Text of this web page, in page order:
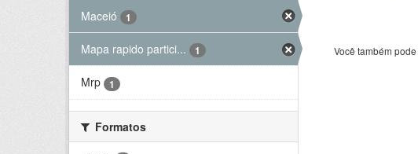
Maceió 1
Mapa rapido partici... 1
Mrp 1
Formatos
Você também